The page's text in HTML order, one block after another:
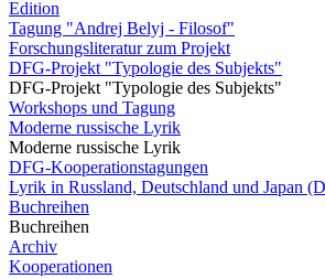
Edition
Tagung "Andrej Belyj - Filosof"
Forschungsliteratur zum Projekt
DFG-Projekt "Typologie des Subjekts"
DFG-Projekt "Typologie des Subjekts"
Workshops und Tagung
Moderne russische Lyrik
Moderne russische Lyrik
DFG-Kooperationstagungen
Lyrik in Russland, Deutschland und Japan
Buchreihen
Buchreihen
Archiv
Kooperationen